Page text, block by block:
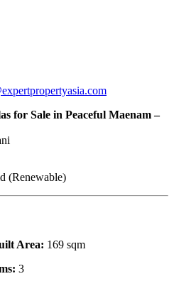
for Sale in Peaceful Maenam –
(Renewable)
Area: 169 sqm
3